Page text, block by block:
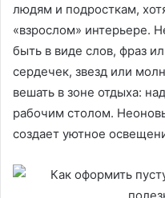
людям и подросткам,
«взрослом» интерьере.
быть в виде слов, фраз
сердечек, звезд или
вешать в зоне отдыха:
рабочим столом.
создает уютное